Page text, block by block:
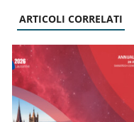
ARTICOLI CORRELATI